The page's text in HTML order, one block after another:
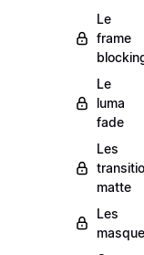
Le
frame
Le
luma
fade
Les
matte
Les